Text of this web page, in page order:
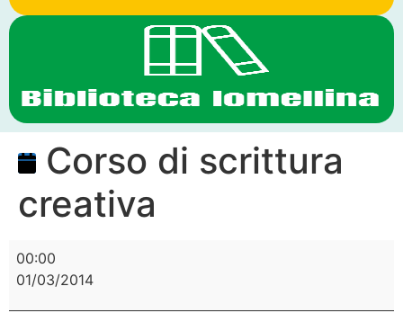
Corso di scrittura
creativa
00:00
01/03/2014